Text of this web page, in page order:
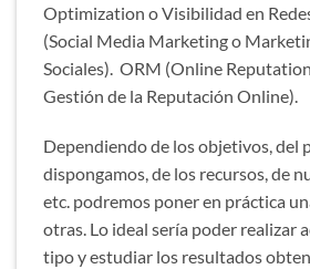
Optimization o Visibilidad en
(Social Media Marketing o
Sociales). ORM (Online
Gestión de la Reputación Online).
Dependiendo de los objetivos, del
dispongamos, de los recursos, de
etc. podremos poner en práctica
otras. Lo ideal sería poder realizar
tipo y estudiar los resultados